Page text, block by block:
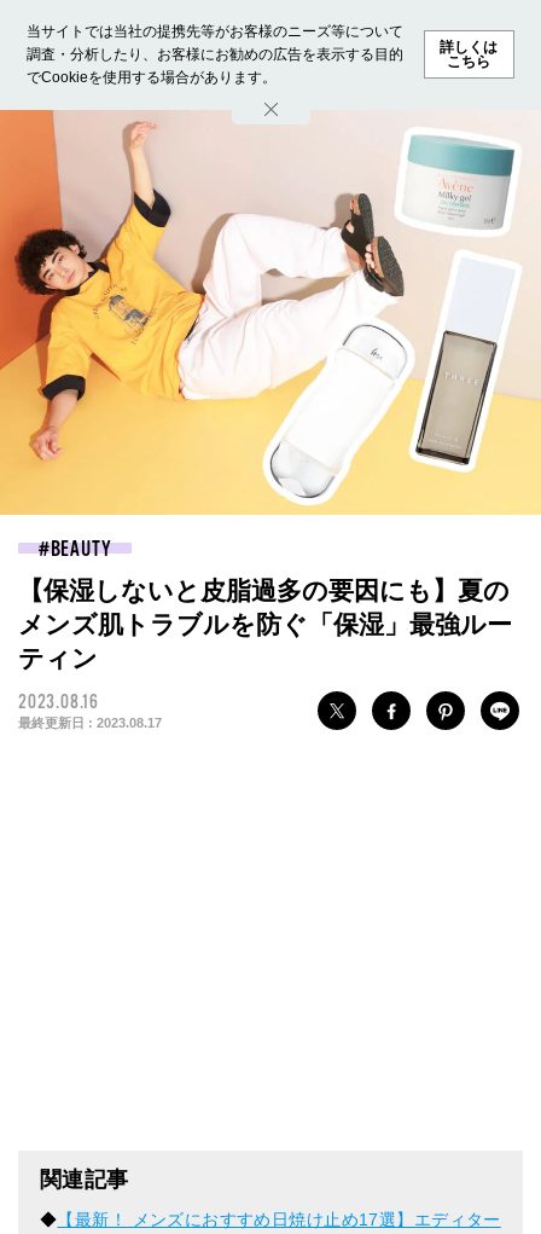
当サイトでは当社の提携先等がお客様のニーズ等について
調査・分析したり、お客様にお勧めの広告を表示する目的
でCookieを使用する場合があります。
詳しくは
こちら
ホーム モデル募集 ランキング ファッション ビューテ
BEAUTY
【保湿しないと皮脂過多の要因にも】夏の
メンズ肌トラブルを防ぐ「保湿」最強ルー
ティン
2023.08.16
最終更新日 : 2023.08.17
関連記事
◆ 【最新！ メンズにおすすめ日焼け止め17選】エディター